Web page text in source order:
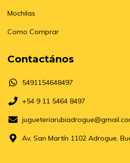
Mochilas
Como Comprar
Contactános
5491154648497
+54 9 11 5464 8497
Av, San Martín 1102 Adrogue,